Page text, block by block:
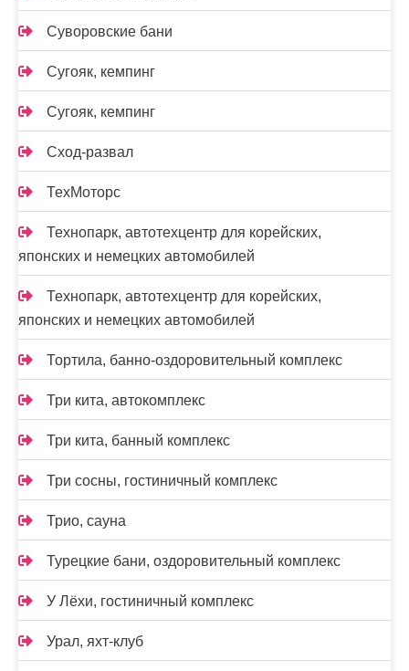
Суворовские бани
Сугояк, кемпинг
Сугояк, кемпинг
Сход-развал
ТехМоторс
Технопарк, автотехцентр для корейских,
японских и немецких автомобилей
Технопарк, автотехцентр для корейских,
японских и немецких автомобилей
Тортила, банно-оздоровительный комплекс
Три кита, автокомплекс
Три кита, банный комплекс
Три сосны, гостиничный комплекс
Трио, сауна
Турецкие бани, оздоровительный комплекс
У Лёхи, гостиничный комплекс
Урал, яхт-клуб